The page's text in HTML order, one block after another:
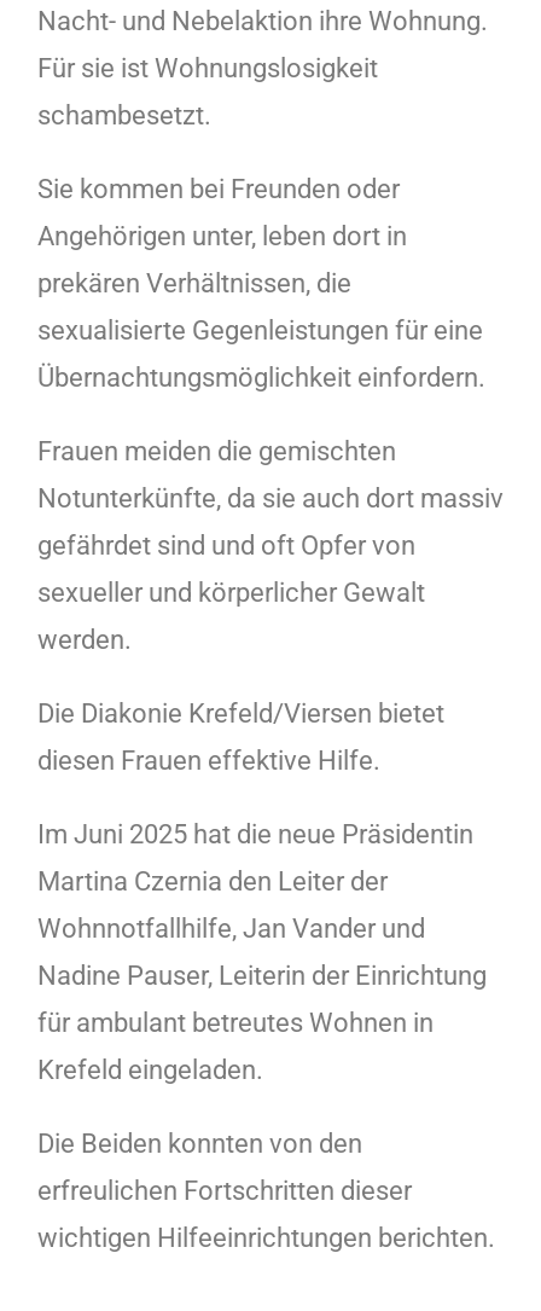
Nacht- und Nebelaktion ihre Wohnung.
Für sie ist Wohnungslosigkeit
schambesetzt.
Sie kommen bei Freunden oder
Angehörigen unter, leben dort in
prekären Verhältnissen, die
sexualisierte Gegenleistungen für eine
Übernachtungsmöglichkeit einfordern.
Frauen meiden die gemischten
Notunterkünfte, da sie auch dort massiv
gefährdet sind und oft Opfer von
sexueller und körperlicher Gewalt
werden.
Die Diakonie Krefeld/Viersen bietet
diesen Frauen effektive Hilfe.
Im Juni 2025 hat die neue Präsidentin
Martina Czernia den Leiter der
Wohnnotfallhilfe, Jan Vander und
Nadine Pauser, Leiterin der Einrichtung
für ambulant betreutes Wohnen in
Krefeld eingeladen.
Die Beiden konnten von den
erfreulichen Fortschritten dieser
wichtigen Hilfeeinrichtungen berichten.